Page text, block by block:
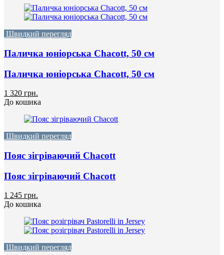
Швидкий перегляд
Паличка юніорська Chacott, 50 см
Паличка юніорська Chacott, 50 см
1 320 грн.
До кошика
Швидкий перегляд
Пояс зігріваючий Chacott
Пояс зігріваючий Chacott
1 245 грн.
До кошика
Швидкий перегляд